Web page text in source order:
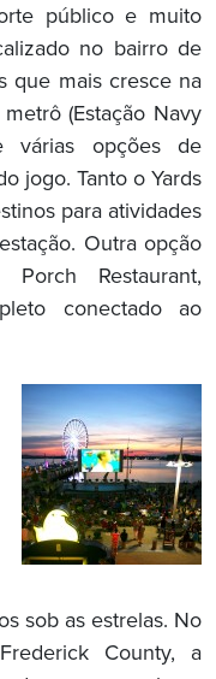
público e muito
no bairro de
que mais cresce na
(Estação Navy
várias opções de
jogo. Tanto o Yards
para atividades
Outra opção
Restaurant,
conectado ao
sob as estrelas. No
County, a